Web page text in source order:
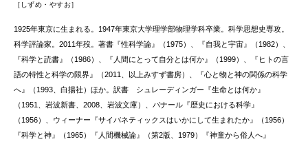
しずめ・やすお
1925年東京に生まれる。1947年東京大学理学部物理学科卒業。科学思想史専攻。
科学評論家。2011年歿。著書『性科学論』（1975）、『自我と宇宙』（1982）、
『科学と読書』（1986）、『人間にとって自分とは何か』（1999）、『ヒトの言
語の特性と科学の限界』（2011、以上みすず書房）、『心と物と神の関係の科学
へ』（1993、白揚社）ほか。訳書 シュレーディンガー『生命とは何か』
（1951、岩波新書、2008、岩波文庫）、バナール『歴史における科学』
（1956）、ウィーナー『サイバネティックスはいかにして生まれたか』（1956）
『科学と神』（1965）『人間機械論』（第2版、1979）『神童から俗人へ』